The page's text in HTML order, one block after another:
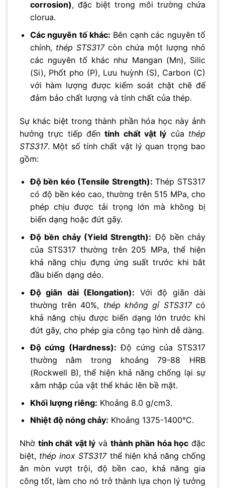
corrosion), đặc biệt trong môi trường chứa
clorua.
Các nguyên tố khác: Bên cạnh các nguyên tố
chính, thép STS317còn chứa một lượng nhỏ
các nguyên tố khác như Mangan (Mn), Silic
(Si), Phốt pho (P), Lưu huỳnh (S), Carbon (C)
với hàm lượng được kiểm soát chặt chẽ để
đảm bảo chất lượng và tính chất của thép.
Sự khác biệt trong thành phần hóa học này ảnh
hưởng trực tiếp đếntính chất vật lý của thép
STS317. Một số tính chất vật lý quan trọng bao
gồm:
Độ bền kéo (Tensile Strength): Thép STS317
có độ bền kéo cao, thường trên 515 MPa, cho
phép chịu được tải trọng lớn mà không bị
biến dạng hoặc đứt gãy.
Độ bền chảy (Yield Strength): Độ bền chảy
của STS317 thường trên 205 MPa, thể hiện
khả năng chịu đựng ứng suất trước khi bắt
đầu biến dạng dẻo.
Độ giãn dài (Elongation): Với độ giãn dài
thường trên 40%, thép không gỉ STS317có
khả năng chịu được biến dạng lớn trước khi
đứt gãy, cho phép gia công tạo hình dễ dàng.
Độ cứng (Hardness): Độ cứng của STS317
thường nằm trong khoảng 79-88 HRB
(Rockwell B), thể hiện khả năng chống lại sự
xâm nhập của vật thể khác lên bề mặt.
Khối lượng riêng: Khoảng 8.0 g/cm3.
Nhiệt độ nóng chảy: Khoảng 1375-1400°C.
Nhờ tính chất vật lý và thành phần hóa học đặc
biệt, thép inox STS317thể hiện khả năng chống
ăn mòn vượt trội, độ bền cao, khả năng gia
công tốt, làm cho nó trở thành lựa chọn lý tưởng